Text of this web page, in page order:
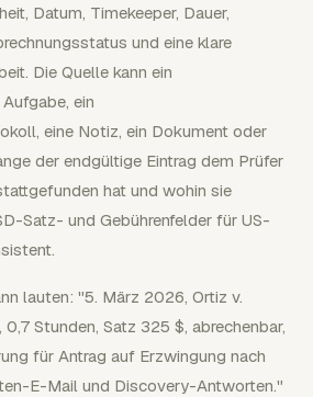
Datum, Timekeeper, Dauer,
und eine klare
Die Quelle kann ein
ein
eine Notiz, ein Dokument oder
der endgültige Eintrag dem Prüfer
hat und wohin sie
Satz- und Gebührenfelder für US-
lauten: "5. März 2026, Ortiz v.
Stunden, Satz 325 $, abrechenbar,
für Antrag auf Erzwingung nach
E-Mail und Discovery-Antworten."